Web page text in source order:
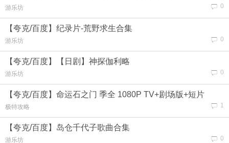
游乐坊 0
【夸克/百度】纪录片-荒野求生合集
游乐坊 0
【夸克/百度】【日剧】神探伽利略
游乐坊 0
【夸克/百度】命运石之门 季全 1080P TV+剧场版+短片
极特攻略 1
【夸克/百度】岛仓千代子歌曲合集
游乐坊 0